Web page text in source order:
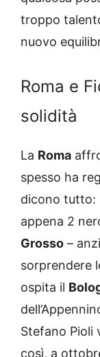
troppo
nuovo
Roma e
solidità
La Roma
spesso ha
dicono tutto:
appena 2
Grosso –
sorprendere
ospita il
Stefano Pioli
così, a